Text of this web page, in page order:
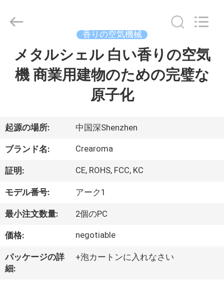
ダ
ク
ト
ビ
オ
2026
China
Market.
Reserved.
Developed
香りの空気機械
メタルシェル 白い香りの空気
機 商業用建物のための完璧な
原子化
起源の場所: 中国深Shenzhen
ブランド名: Crearoma
証明: CE, ROHS, FCC, KC
モデル番号: アーク1
最小注文数量: 2個のPC
価格: negotiable
パッケージの詳
細:
+泡カートンに入れなさい